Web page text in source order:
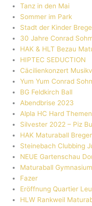
Tanz in den Mai
Sommer im Park
Stadt der Kinder
30 Jahre Conrad
HAK & HLT Bezau
HIPTEC SEDUCTION
Cäcilienkonzert
Yum Yum Conrad
BG Feldkirch Ball
Abendbrise 2023
Alpla HC Hard
Silvester 2022 – Piz
HAK Maturaball
Steinebach Clubbing
NEUE Gartenschau
Maturaball
Fazer
Eröffnung Quartier
HLW Rankweil